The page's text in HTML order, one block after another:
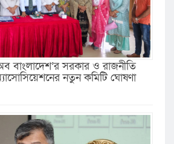
বাংলাদেশ’র সরকার ও রাজনীতি
নতুন কমিটি ঘোষণা